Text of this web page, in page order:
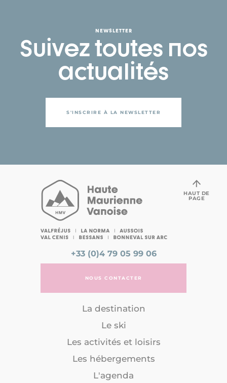
NEWSLETTER
Suivez toutes nos
actualités
S'INSCRIRE À LA NEWSLETTER
+33 (0)4 79 05 99 06
NOUS CONTACTER
La destination
Le ski
Les activités et loisirs
Les hébergements
L'agenda
HAUT DE
PAGE